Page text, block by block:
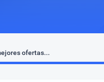
ofertas...